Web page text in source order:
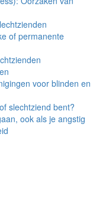
of permanente
voor blinden en
slechtziend bent?
ook als je angstig